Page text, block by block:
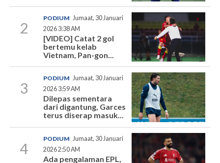
2
PODIUM Jumaat, 30 Januari
2026 3:38 AM
[VIDEO] Catat 2 gol
bertemu kelab
Vietnam, Pan-gon...
3
PODIUM Jumaat, 30 Januari
2026 3:59 AM
Dilepas sementara
dari digantung, Garces
terus diserap masuk...
4
PODIUM Jumaat, 30 Januari
2026 2:50 AM
Ada pengalaman EPL,